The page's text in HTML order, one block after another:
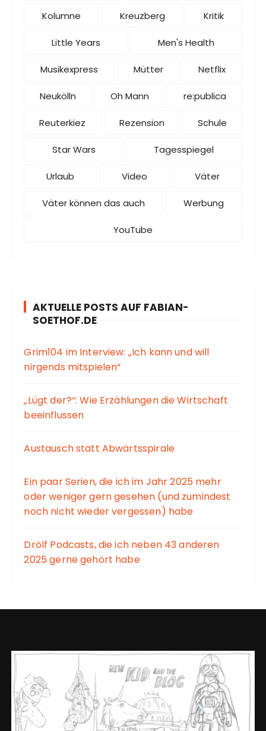
Kolumne Kreuzberg Kritik
Little Years Men's Health
Musikexpress Mütter Netflix
Neukölln Oh Mann re:publica
Reuterkiez Rezension Schule
Star Wars Tagesspiegel
Urlaub Video Väter
Väter können das auch Werbung
YouTube
AKTUELLE POSTS AUF FABIAN-
SOETHOF.DE
Grim104 im Interview: „Ich kann und will
nirgends mitspielen“
„Lügt der?“: Wie Erzählungen die Wirtschaft
beeinflussen
Austausch statt Abwärtsspirale
Ein paar Serien, die ich im Jahr 2025 mehr
oder weniger gern gesehen (und zumindest
noch nicht wieder vergessen) habe
Drölf Podcasts, die ich neben 43 anderen
2025 gerne gehört habe